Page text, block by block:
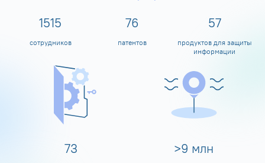
1600
сотрудников
80
патентов
60
продуктов для защиты
информации
80 >10 млн